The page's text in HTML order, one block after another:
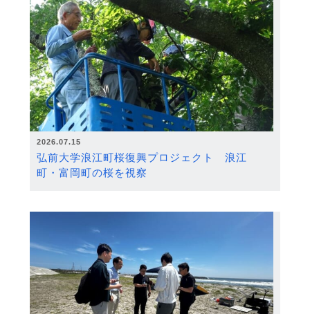
2026.07.15
弘前大学浪江町桜復興プロジェクト 浪江
町・富岡町の桜を視察